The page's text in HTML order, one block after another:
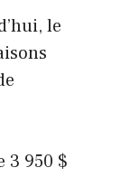
le
3 950 $